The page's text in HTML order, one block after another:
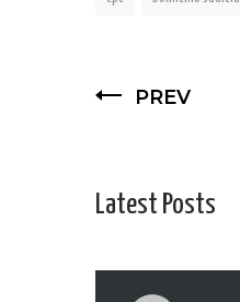
PREV
Latest Posts